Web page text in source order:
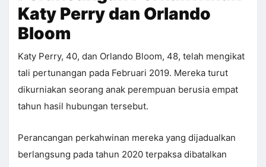
Katy Perry dan Orlando
Bloom
Katy Perry, 40, dan Orlando Bloom, 48, telah mengikat
tali pertunangan pada Februari 2019. Mereka turut
dikurniakan seorang anak perempuan berusia empat
tahun hasil hubungan tersebut.
Perancangan perkahwinan mereka yang dijadualkan
berlangsung pada tahun 2020 terpaksa dibatalkan